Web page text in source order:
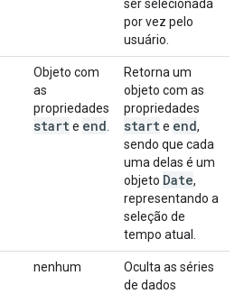
ser selecionada
por vez pelo
usuário.
Objeto com
as
propriedades
starte end
Retorna um
objeto com as
propriedades
starte end,
sendo que cada
uma delas é um
objeto Date,
representando a
seleção de
tempo atual.
nenhum
Oculta as séries
de dados